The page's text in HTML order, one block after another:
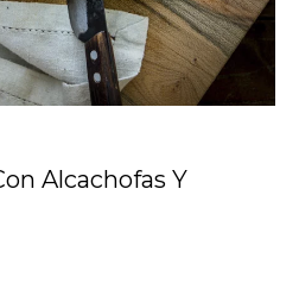
Alcachofas Y